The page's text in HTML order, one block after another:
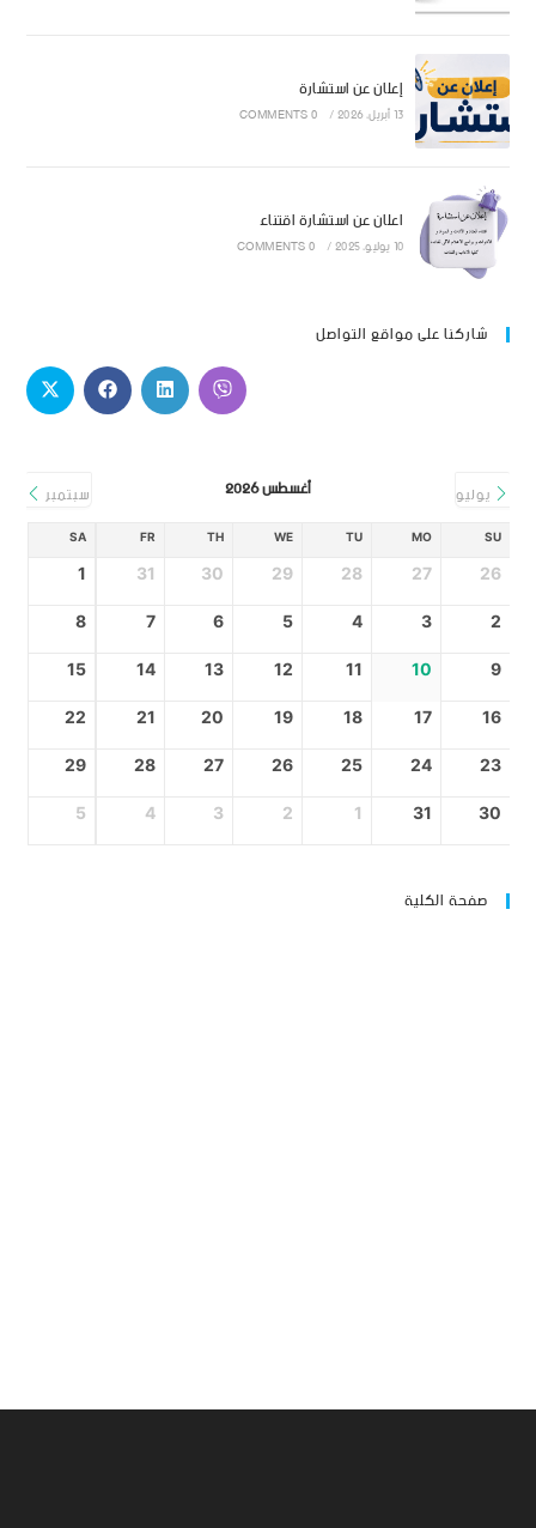
إعلان عن استشارة
13 أبريل، 2026 /
0 COMMENTS
اعلان عن استشارة اقتناء
10 يوليو، 2025 /
0 COMMENTS
شاركنا على مواقع التواصل
يوليو أغسطس 2026 سبتمبر
SU
MO
TU
WE
TH
FR
SA
26
27
28
29
30
31
1
2
3
4
5
6
7
8
9
10
11
12
13
14
15
16
17
18
19
20
21
22
23
24
25
26
27
28
29
30
31
1
2
3
4
5
صفحة الكلية